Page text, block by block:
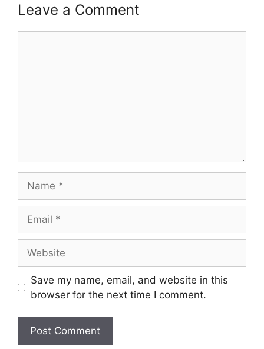
Leave a Comment
Save my name, email, and website in this
browser for the next time I comment.